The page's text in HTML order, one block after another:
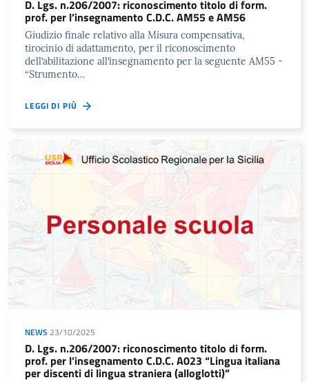
D. Lgs. n.206/2007: riconoscimento titolo di form.
prof. per l’insegnamento C.D.C. AM55 e AM56
Giudizio finale relativo alla Misura compensativa,
tirocinio di adattamento, per il riconoscimento
dell’abilitazione all’insegnamento per la seguente AM55 -
“Strumento…
LEGGI DI PIÙ
NEWS 23/10/2025
D. Lgs. n.206/2007: riconoscimento titolo di form.
prof. per l’insegnamento C.D.C. A023 “Lingua italiana
per discenti di lingua straniera (alloglotti)”